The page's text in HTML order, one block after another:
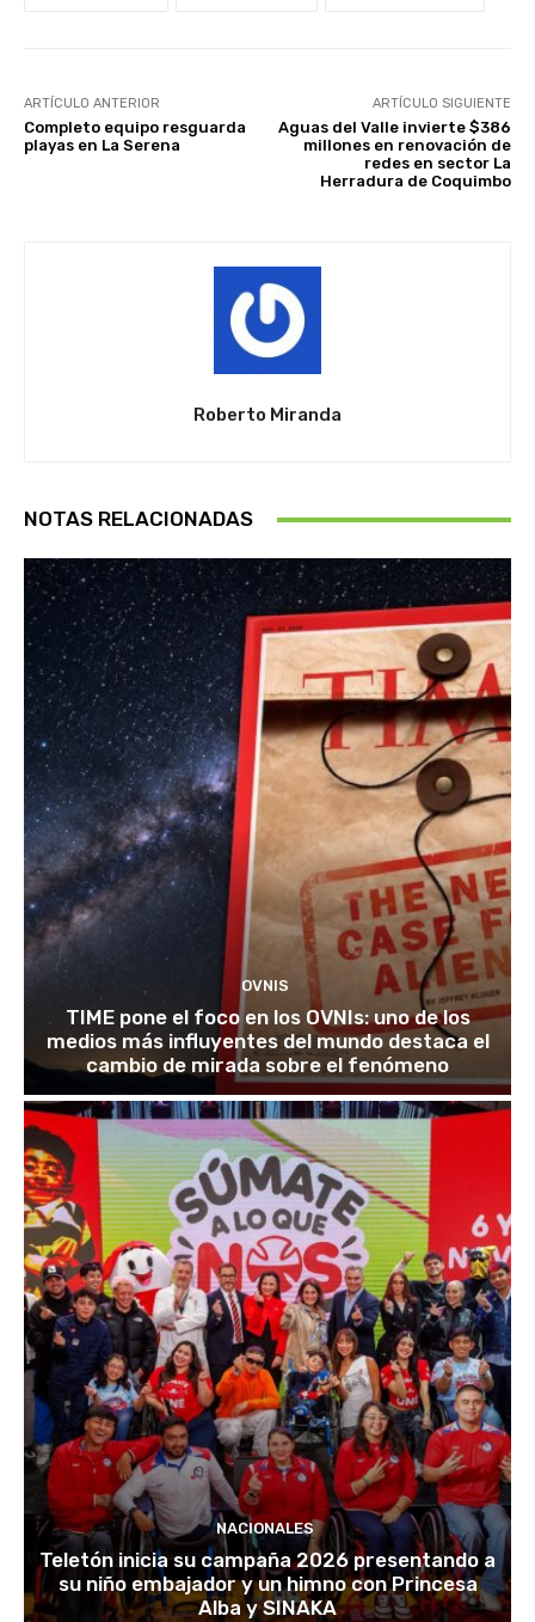
ARTÍCULO ANTERIOR
Completo equipo resguarda
playas en La Serena
ARTÍCULO SIGUIENTE
Aguas del Valle invierte $386
millones en renovación de
redes en sector La
Herradura de Coquimbo
Roberto Miranda
NOTAS RELACIONADAS
OVNIS
TIME pone el foco en los OVNIs: uno de los
medios más influyentes del mundo destaca el
cambio de mirada sobre el fenómeno
NACIONALES
Teletón inicia su campaña 2026 presentando a
su niño embajador y un himno con Princesa
Alba y SINAKA